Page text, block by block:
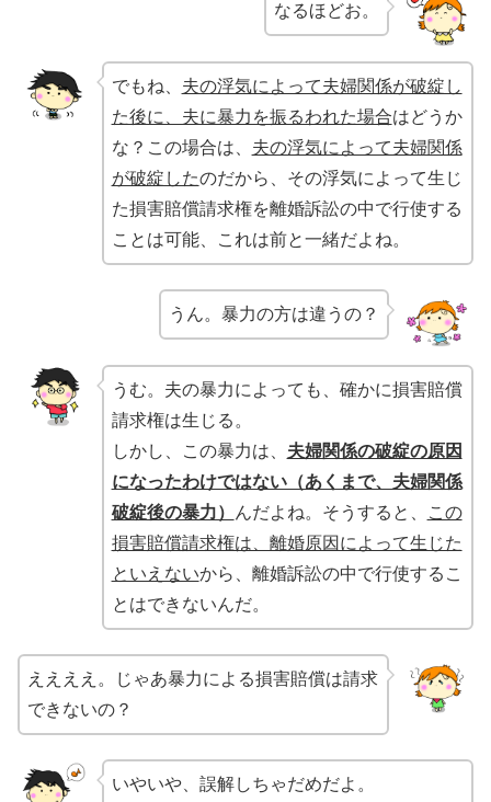
なるほどお。
でもね、 夫の浮気によって夫婦関係が破綻し
た後に、夫に暴力を振るわれた場合はどうか
な？この場合は、 夫の浮気によって夫婦関係
が破綻したのだから、その浮気によって生じ
た損害賠償請求権を離婚訴訟の中で行使する
ことは可能、これは前と一緒だよね。
うん。暴力の方は違うの？
うむ。夫の暴力によっても、確かに損害賠償
請求権は生じる。
しかし、この暴力は、 夫婦関係の破綻の原因
になったわけではない（あくまで、夫婦関係
破綻後の暴力）
んだよね。そうすると、
この
損害賠償請求権は、離婚原因によって生じた
といえないから、離婚訴訟の中で行使するこ
とはできないんだ。
ええええ。じゃあ暴力による損害賠償は請求
できないの？
いやいや、誤解しちゃだめだよ。